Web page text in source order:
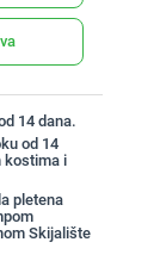
14 dana.
od 14
kostima i
pletena
Skijalište